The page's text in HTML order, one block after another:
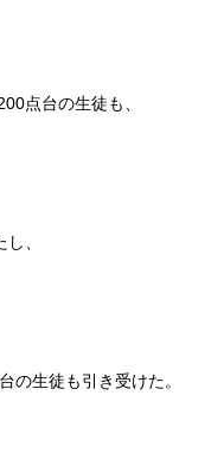
点台の生徒も、
、
の生徒も引き受けた。